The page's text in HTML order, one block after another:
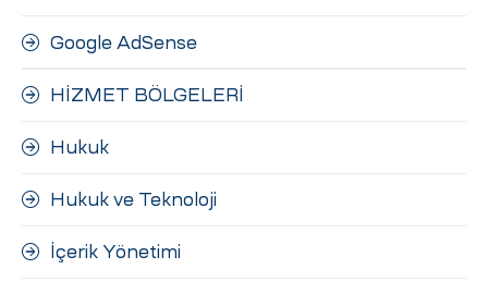
Google AdSense
HİZMET BÖLGELERİ
Hukuk
Hukuk ve Teknoloji
İçerik Yönetimi